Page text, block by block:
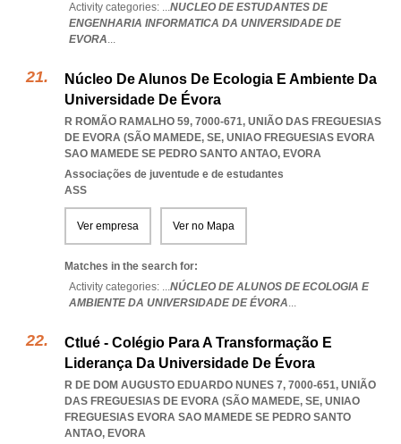
Activity categories: ...NUCLEO DE ESTUDANTES DE
ENGENHARIA INFORMATICA DA UNIVERSIDADE DE
EVORA...
Núcleo De Alunos De Ecologia E Ambiente Da
Universidade De Évora
R ROMÃO RAMALHO 59, 7000-671, UNIÃO DAS FREGUESIAS
DE EVORA (SÃO MAMEDE, SE, UNIAO FREGUESIAS EVORA
SAO MAMEDE SE PEDRO SANTO ANTAO, EVORA
Associações de juventude e de estudantes
ASS
Ver empresa Ver no Mapa
Matches in the search for:
Activity categories: ...NÚCLEO DE ALUNOS DE ECOLOGIA E
AMBIENTE DA UNIVERSIDADE DE ÉVORA...
Ctlué - Colégio Para A Transformação E
Liderança Da Universidade De Évora
R DE DOM AUGUSTO EDUARDO NUNES 7, 7000-651, UNIÃO
DAS FREGUESIAS DE EVORA (SÃO MAMEDE, SE, UNIAO
FREGUESIAS EVORA SAO MAMEDE SE PEDRO SANTO
ANTAO, EVORA